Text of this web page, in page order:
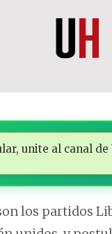
unite al canal de
los partidos